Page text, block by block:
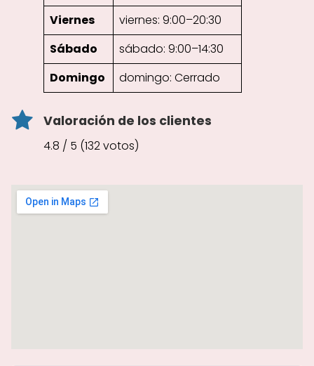
Viernes
viernes: 9:00–20:30
Sábado
sábado: 9:00–14:30
Domingo
domingo: Cerrado
Valoración de los clientes
4.8 / 5 (132 votos)